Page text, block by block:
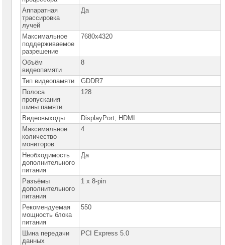
Активное
сетевое
оборудование
СХД
системы
хранения
данных
Компоненты
компьютеров
Платформы
малого
размера
Материнские
платы
Процессоры
Intel
Процессоры
AMD
Модули
памяти
Аппаратная
трассировка
лучей
Да
Максимальное
поддерживаемое
разрешение
7680x4320
Объём
видеопамяти
8
Тип видеопамяти
GDDR7
Полоса
пропускания
шины памяти
128
Видеовыходы
DisplayPort; HDMI
Максимальное
количество
мониторов
4
Необходимость
дополнительного
питания
Да
Разъёмы
дополнительного
питания
1 x 8-pin
Рекомендуемая
мощность блока
питания
550
Шина передачи
данных
PCI Express 5.0